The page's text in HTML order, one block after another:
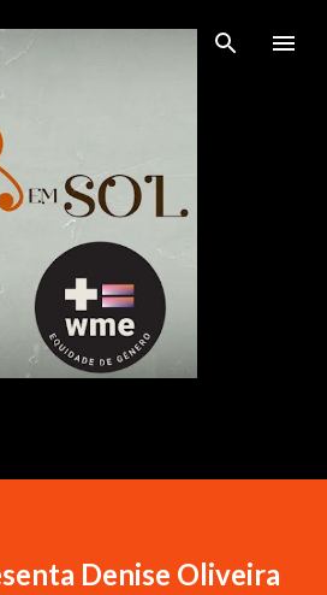
o conteúdo principal
Denise Oliveira